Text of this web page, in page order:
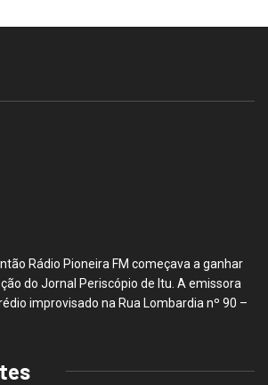
Rádio Pioneira FM começava a ganhar
do Jornal Periscópio de Itu. A emissora
improvisado na Rua Lombardia nº 90 –